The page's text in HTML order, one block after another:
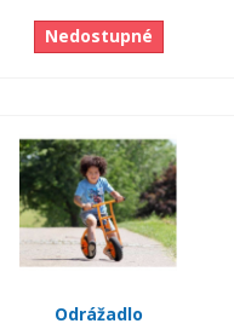
Nedostupné
Odrážadlo